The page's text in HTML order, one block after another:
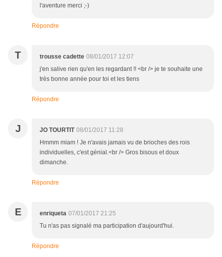
l'aventure merci ;-)
Répondre
T trousse cadette 08/01/2017 12:07
j'en salive rien qu'en les regardant !! <br /> je te souhaite une
très bonne année pour toi et les tiens
Répondre
J JO TOURTIT 08/01/2017 11:28
Hmmm miam ! Je n'avais jamais vu de brioches des rois
individuelles, c'est génial.<br /> Gros bisous et doux
dimanche.
Répondre
E enriqueta 07/01/2017 21:25
Tu n'as pas signalé ma participation d'aujourd'hui.
Répondre